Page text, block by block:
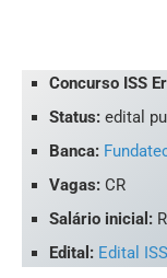
Concurso ISS
Status: edital
Banca:
Vagas: CR
Salário inicial:
Edital: Edital